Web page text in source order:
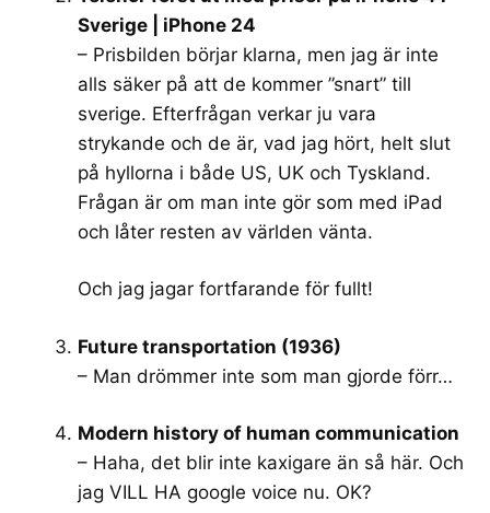
Sverige | iPhone 24
– Prisbilden börjar klarna, men jag är inte
alls säker på att de kommer ”snart” till
sverige. Efterfrågan verkar ju vara
strykande och de är, vad jag hört, helt slut
på hyllorna i både US, UK och Tyskland.
Frågan är om man inte gör som med iPad
och låter resten av världen vänta.
Och jag jagar fortfarande för fullt!
Future transportation (1936)
– Man drömmer inte som man gjorde förr…
Modern history of human communication
– Haha, det blir inte kaxigare än så här. Och
jag VILL HA google voice nu. OK?